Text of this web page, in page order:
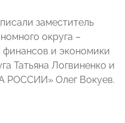
заместитель
округа –
финансов и экономики
Татьяна Логвиненко и
РОССИИ» Олег Вокуев.